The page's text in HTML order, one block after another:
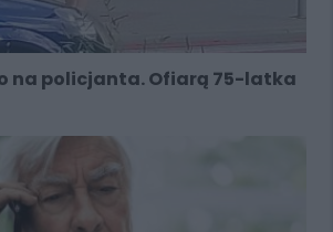
na policjanta. Ofiarą 75-latka